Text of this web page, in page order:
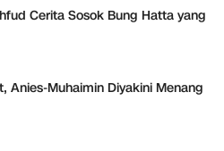
Cerita Sosok Bung Hatta yang
Anies-Muhaimin Diyakini Menang